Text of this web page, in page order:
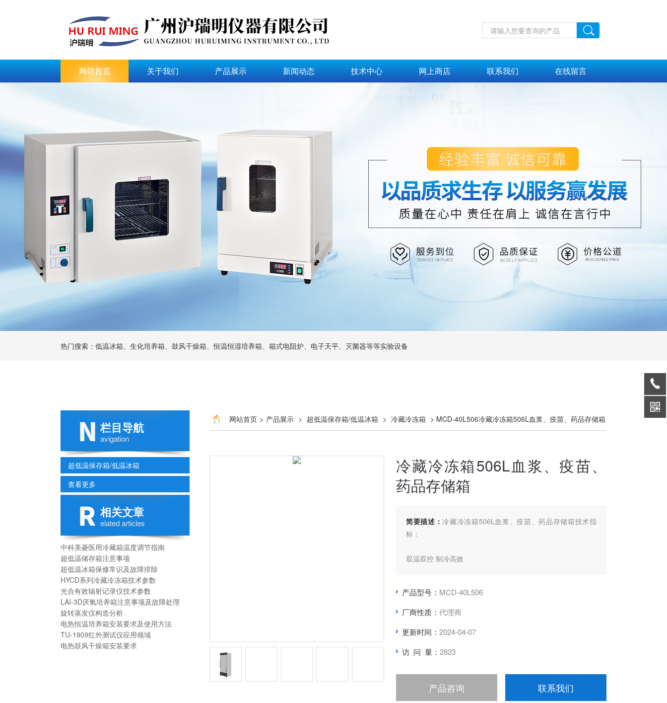
网站首页 关于我们 产品展示 新闻动态 技术中心 网上商店 联系我们 在线留言
热门搜索：低温冰箱、生化培养箱、鼓风干燥箱、恒温恒湿培养箱、箱式电阻炉、电子天平、灭菌器等等实验设备
栏目导航
avigation
超低温保存箱/低温冰箱
查看更多
相关文章
elated articles
中科美菱医用冷藏箱温度调节指南
超低温储存箱注意事项
超低温冰箱保修常识及故障排除
HYCD系列冷藏冷冻箱技术参数
光合有效辐射记录仪技术参数
LAI-3D厌氧培养箱注意事项及故障处理
旋转蒸发仪构造分析
电热恒温培养箱安装要求及使用方法
TU-1909红外测试仪应用领域
电热鼓风干燥箱安装要求
网站首页 > 产品展示 > 超低温保存箱/低温冰箱 > 冷藏冷冻箱 > MCD-40L506冷藏冷冻箱506L血浆、疫苗、药品存储箱
冷藏冷冻箱506L血浆、疫苗、
药品存储箱
简要描述：冷藏冷冻箱506L血浆、疫苗、药品存储箱技术指
标：
双温双控 制冷高效
控制；
孔匀流出风，可以保证冷藏箱内的温度均匀性≤1.5℃，温 度
降温更快速的同时，实现匀冷低霜；
产品型号： MCD-40L506
厂商性质： 代理商
更新时间： 2024-04-07
访 问 量： 2823
产品咨询 联系我们